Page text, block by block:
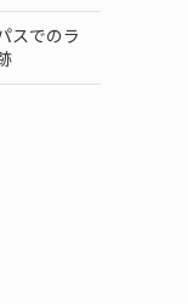
スでのラ